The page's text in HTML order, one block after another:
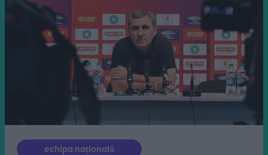
echipa națională